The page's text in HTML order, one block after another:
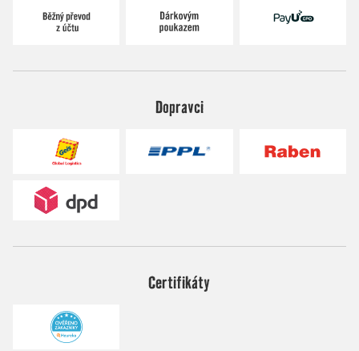
Dopravci
Certifikáty